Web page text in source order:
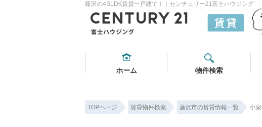
藤沢の4SLDK賃貸一戸建て！｜センチュリー21富士ハウジング
ホーム 物件検索
TOPページ 賃貸物件検索 藤沢市の賃貸情報一覧 小